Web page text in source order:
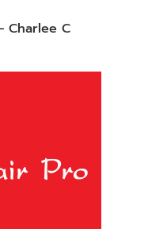
Charlee C